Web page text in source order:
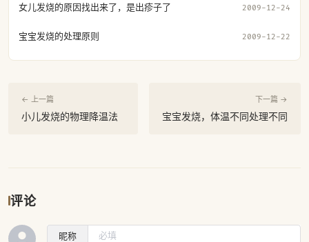
女儿发烧的原因找出来了，是出疹子了 2009-12-24
宝宝发烧的处理原则 2009-12-22
← 上一篇
小儿发烧的物理降温法
下一篇 →
宝宝发烧，体温不同处理不同
评论
昵称